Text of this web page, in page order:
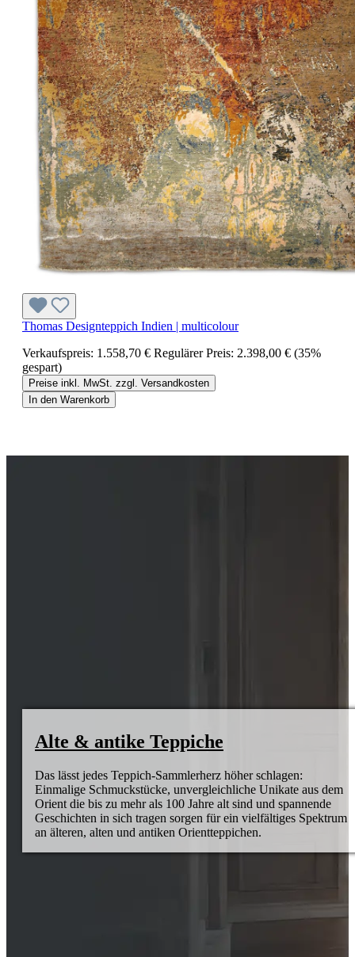
Thomas Designteppich Indien | multicolour
Verkaufspreis: 1.558,70 € Regulärer Preis: 2.398,00 € (35%
gespart)
Preise inkl. MwSt. zzgl. Versandkosten
In den Warenkorb
Alte & antike Teppiche
Das lässt jedes Teppich-Sammlerherz höher schlagen:
Einmalige Schmuckstücke, unvergleichliche Unikate aus dem
Orient die bis zu mehr als 100 Jahre alt sind und spannende
Geschichten in sich tragen sorgen für ein vielfältiges Spektrum
an älteren, alten und antiken Orientteppichen.